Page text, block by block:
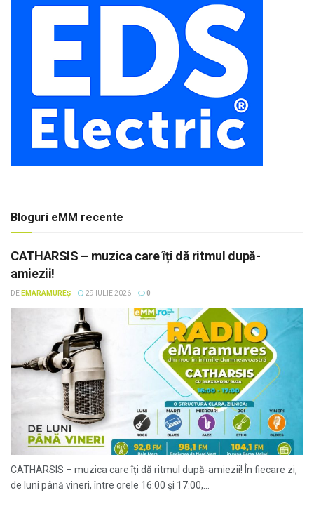
Bloguri eMM recente
CATHARSIS – muzica care îți dă ritmul după-
amiezii!
DE EMARAMUREȘ 29 IULIE 2026 0
CATHARSIS – muzica care îți dă ritmul după-amiezii! În fiecare zi,
de luni până vineri, între orele 16:00 și 17:00,...